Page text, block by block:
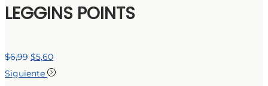
LEGGINS POINTS
$6,99 El
precio
$5,60El
precio
Siguiente